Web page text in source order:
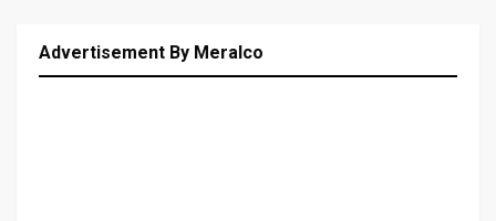
Advertisement By Meralco